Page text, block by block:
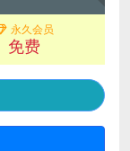
永久会员
免费